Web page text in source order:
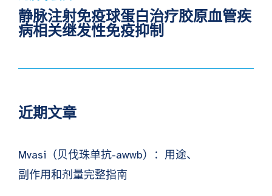
静脉注射免疫球蛋白治疗胶原血管疾
病相关继发性免疫抑制
近期文章
Mvasi（贝伐珠单抗-awwb）：用途、
副作用和剂量完整指南